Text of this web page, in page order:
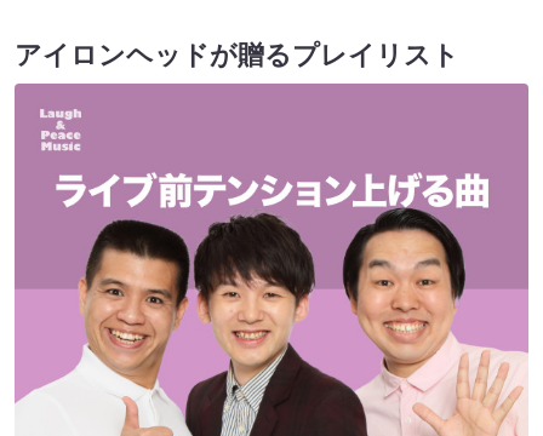
アイロンヘッドが贈るプレイリスト